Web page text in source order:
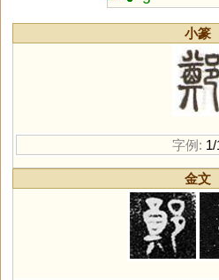
小篆
字例: 1/
金文